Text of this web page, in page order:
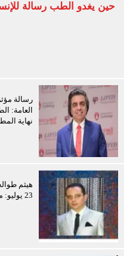
حين يغدو الطب رسالة
رسالة
العامة:
نهاية
هيثم
23 يوليو: مسيرة وطن تُكتب بالإرادة والإنجاز